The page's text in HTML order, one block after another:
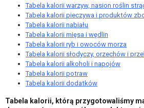
Tabela kalorii warzyw, nasion roślin
Tabela kalorii pieczywa i produktów
Tabela kalorii nabiału
Tabela kalorii mięsa i wędlin
Tabela kalorii ryb i owoców morza
Tabela kalorii słodyczy, orzechów i
Tabela kalorii alkoholi i napojów
Tabela kalorii potraw
Tabela kalorii dodatków
Tabela kalorii, którą przygotowaliśmy